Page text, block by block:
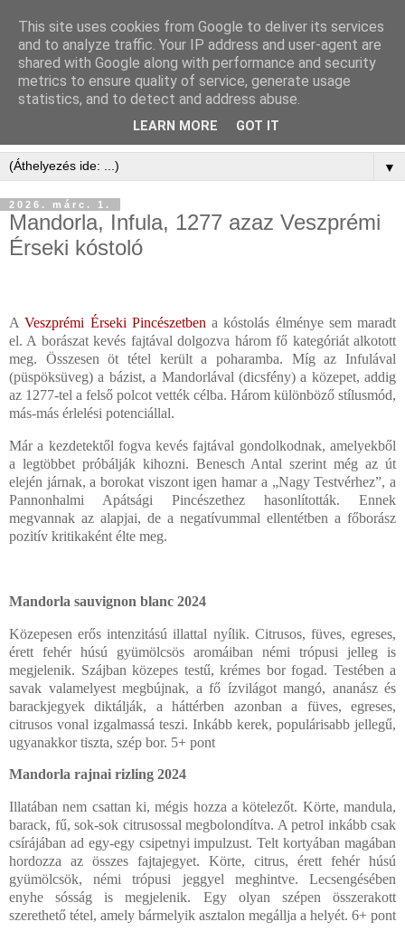
▼
2026. márc. 1.
Mandorla, Infula, 1277 azaz Veszprémi
Érseki kóstoló
AVeszprémi Érseki Pincészetben a kóstolás élménye sem maradt
el. A borászat kevés fajtával dolgozva három fő kategóriát alkotott
meg. Összesen öt tétel került a poharamba. Míg az Infulával
(püspöksüveg) a bázist, a Mandorlával (dicsfény) a közepet, addig
az 1277-tel a felső polcot vették célba. Három különböző stílusmód,
más-más érlelési potenciállal.
Már a kezdetektől fogva kevés fajtával gondolkodnak, amelyekből
a legtöbbet próbálják kihozni. Benesch Antal szerint még az út
elején járnak, a borokat viszont igen hamar a „Nagy Testvérhez”, a
Pannonhalmi Apátsági Pincészethez hasonlították. Ennek
megvannak az alapjai, de a negatívummal ellentétben a főborász
pozitív kritikaként élte meg.
Mandorla sauvignon blanc 2024
Közepesen erős intenzitású illattal nyílik. Citrusos, füves, egreses,
érett fehér húsú gyümölcsös aromáiban némi trópusi jelleg is
megjelenik. Szájban közepes testű, krémes bor fogad. Testében a
savak valamelyest megbújnak, a fő ízvilágot mangó, ananász és
barackjegyek diktálják, a háttérben azonban a füves, egreses,
citrusos vonal izgalmassá teszi. Inkább kerek, populárisabb jellegű,
ugyanakkor tiszta, szép bor. 5+ pont
Mandorla rajnai rizling 2024
Illatában nem csattan ki, mégis hozza a kötelezőt. Körte, mandula,
barack, fű, sok-sok citrusossal megbolondítva. A petrol inkább csak
csírájában ad egy-egy csipetnyi impulzust. Telt kortyában magában
hordozza az összes fajtajegyet. Körte, citrus, érett fehér húsú
gyümölcsök, némi trópusi jeggyel meghintve. Lecsengésében
enyhe sósság is megjelenik. Egy olyan szépen összerakott
szerethető tétel, amely bármelyik asztalon megállja a helyét. 6+ pont
This site uses cookies from Google to deliver its services
and to analyze traffic. Your IP address and user-agent are
shared with Google along with performance and security
metrics to ensure quality of service, generate usage
statistics, and to detect and address abuse.
LEARN MORE GOT IT